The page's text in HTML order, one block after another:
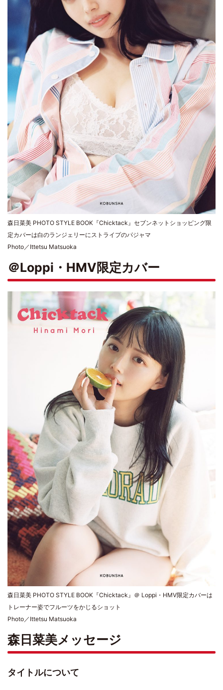
森日菜美 PHOTO STYLE BOOK『Chicktack』セブンネットショッピング限
定カバーは白のランジェリーにストライプのパジャマ
Photo／Ittetsu Matsuoka
＠Loppi・HMV限定カバー
森日菜美 PHOTO STYLE BOOK『Chicktack』＠ Loppi・HMV限定カバーは
トレーナー姿でフルーツをかじるショット
Photo／Ittetsu Matsuoka
森日菜美メッセージ
タイトルについて